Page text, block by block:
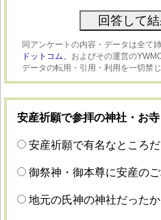
同アンケートの内容・データは全て
ドットコム、 およびその運営の
データの転用・引用・利用を一切禁じ
安産祈願で参拝の神社・お
安産祈願で有名なところ
御祭神・御本尊に安産の
地元の氏神の神社だったか